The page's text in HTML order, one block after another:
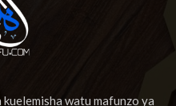
watu mafunzo ya